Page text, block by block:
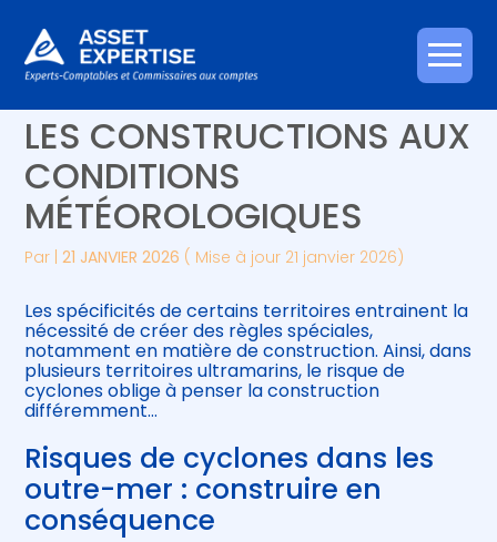
Aller
au
Créer et reprendre une activité
Gérer votre quotidien
Piloter votre entreprise
Développer votre entreprise
Être prêt pour la facturation
électronique
Piloter votre gestion
Suivre votre comptabilité
Gérer vos ressources humaines
OUTRE-MER : ADAPTER
LES CONSTRUCTIONS AUX
CONDITIONS
MÉTÉOROLOGIQUES
Par |21 JANVIER 2026 ( Mise à jour 21 janvier 2026)
Les spécificités de certains territoires entrainent la
nécessité de créer des règles spéciales,
notamment en matière de construction. Ainsi, dans
plusieurs territoires ultramarins, le risque de
cyclones oblige à penser la construction
différemment…
Risques de cyclones dans les
outre-mer : construire en
conséquence